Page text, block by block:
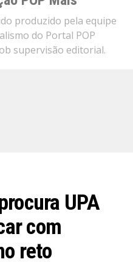
produzido pela equipe
do Portal POP
supervisão editorial.
UPA
com
reto